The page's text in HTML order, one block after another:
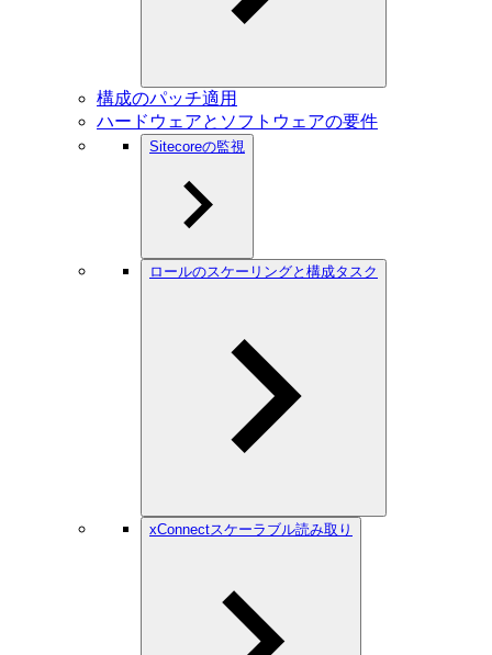
構成のパッチ適用
ハードウェアとソフトウェアの要件
Sitecoreの監視
ロールのスケーリングと構成タスク
xConnectスケーラブル読み取り